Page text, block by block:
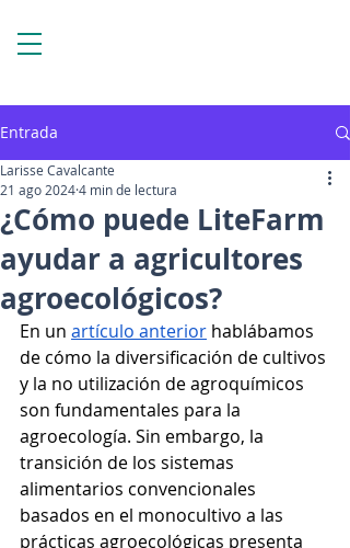
Entrada
¿Cómo puede LiteFarm
ayudar a agricultores
agroecológicos?
Larisse Cavalcante
21 ago 20244 min de lectura
En un artículo anterior hablábamos
de cómo la diversificación de cultivos
y la no utilización de agroquímicos
son fundamentales para la
agroecología. Sin embargo, la
transición de los sistemas
alimentarios convencionales
basados en el monocultivo a las
prácticas agroecológicas presenta